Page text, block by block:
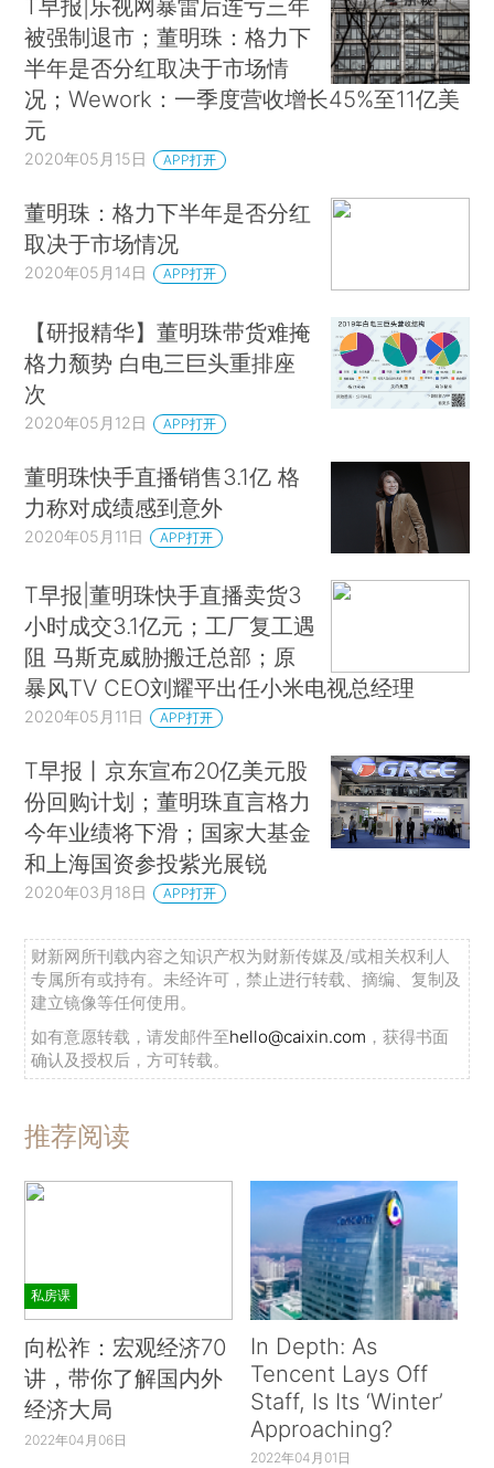
T早报|乐视网暴雷后连亏三年
被强制退市；董明珠：格力下
半年是否分红取决于市场情
况；Wework：一季度营收增长45%至11亿美
元
2020年05月15日 APP打开
董明珠：格力下半年是否分红
取决于市场情况
2020年05月14日 APP打开
【研报精华】董明珠带货难掩
格力颓势 白电三巨头重排座
次
2020年05月12日 APP打开
董明珠快手直播销售3.1亿 格
力称对成绩感到意外
2020年05月11日 APP打开
T早报|董明珠快手直播卖货3
小时成交3.1亿元；工厂复工遇
阻 马斯克威胁搬迁总部；原
暴风TV CEO刘耀平出任小米电视总经理
2020年05月11日 APP打开
T早报丨京东宣布20亿美元股
份回购计划；董明珠直言格力
今年业绩将下滑；国家大基金
和上海国资参投紫光展锐
2020年03月18日 APP打开
财新网所刊载内容之知识产权为财新传媒及/或相关权利人
专属所有或持有。未经许可，禁止进行转载、摘编、复制及
建立镜像等任何使用。
如有意愿转载，请发邮件至hello@caixin.com ，获得书面
确认及授权后，方可转载。
推荐阅读
私房课
向松祚：宏观经济70
讲，带你了解国内外
经济大局
2022年04月06日
In Depth: As
Tencent Lays Off
Staff, Is Its ‘Winter’
Approaching?
2022年04月01日